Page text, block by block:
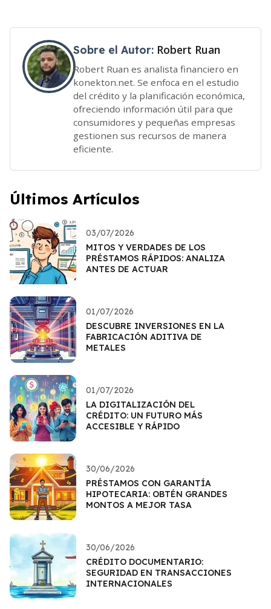
Sobre el Autor: Robert Ruan
Robert Ruan es analista financiero en
konekton.net. Se enfoca en el estudio
del crédito y la planificación económica,
ofreciendo información útil para que
consumidores y pequeñas empresas
gestionen sus recursos de manera
eficiente.
Últimos Artículos
03/07/2026
MITOS Y VERDADES DE LOS
PRÉSTAMOS RÁPIDOS: ANALIZA
ANTES DE ACTUAR
01/07/2026
DESCUBRE INVERSIONES EN LA
FABRICACIÓN ADITIVA DE
METALES
01/07/2026
LA DIGITALIZACIÓN DEL
CRÉDITO: UN FUTURO MÁS
ACCESIBLE Y RÁPIDO
30/06/2026
PRÉSTAMOS CON GARANTÍA
HIPOTECARIA: OBTÉN GRANDES
MONTOS A MEJOR TASA
30/06/2026
CRÉDITO DOCUMENTARIO:
SEGURIDAD EN TRANSACCIONES
INTERNACIONALES